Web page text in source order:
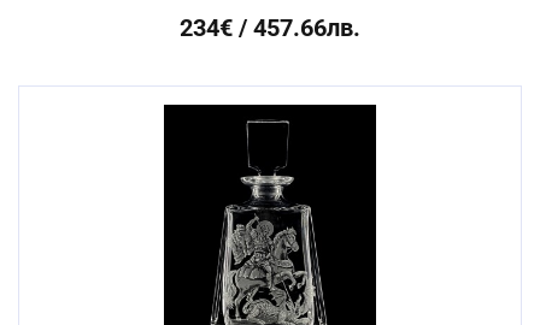
234€ / 457.66лв.